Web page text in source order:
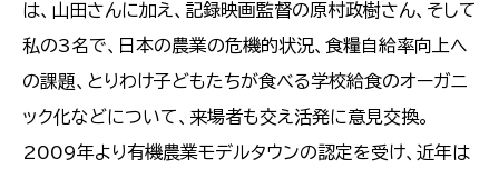
は、山田さんに加え、記録映画監督の原村政樹さん、そして
私の3名で、日本の農業の危機的状況、食糧自給率向上へ
の課題、とりわけ子どもたちが食べる学校給食のオーガニ
ック化などについて、来場者も交え活発に意見交換。
2009年より有機農業モデルタウンの認定を受け、近年は